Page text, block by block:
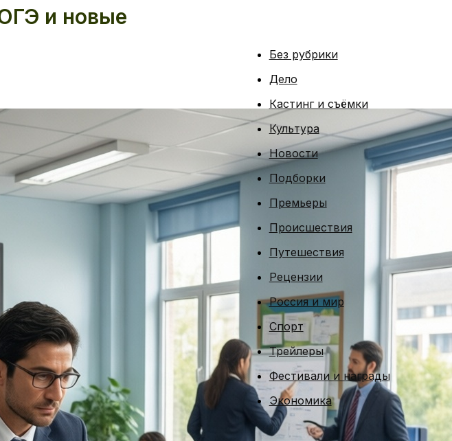
и новые
Без рубрики
Дело
Кастинг и съёмки
Культура
Новости
Подборки
Премьеры
Происшествия
Путешествия
Рецензии
Россия и мир
Спорт
Трейлеры
Фестивали и награды
Экономика